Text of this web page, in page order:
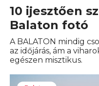
10 ijesztően
Balaton fotó
A BALATON mindig
az időjárás, ám a
egészen misztikus.